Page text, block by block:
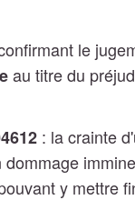
le
au titre du
: la crainte
y mettre